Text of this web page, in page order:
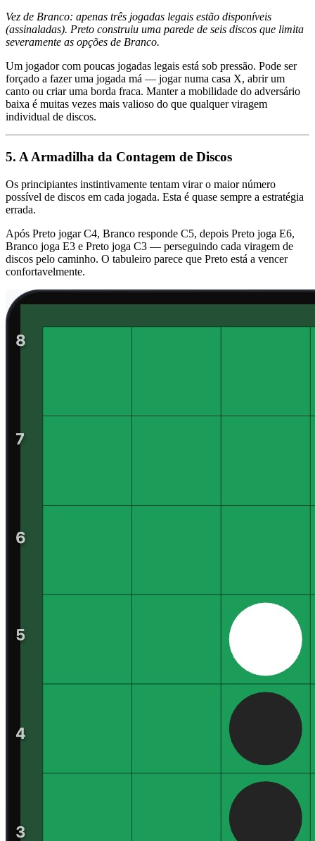
Vez de Branco: apenas três jogadas legais estão disponíveis
(assinaladas). Preto construiu uma parede de seis discos que limita
severamente as opções de Branco.
Um jogador com poucas jogadas legais está sob pressão. Pode ser
forçado a fazer uma jogada má — jogar numa casa X, abrir um
canto ou criar uma borda fraca. Manter a mobilidade do adversário
baixa é muitas vezes mais valioso do que qualquer viragem
individual de discos.
5. A Armadilha da Contagem de Discos
Os principiantes instintivamente tentam virar o maior número
possível de discos em cada jogada. Esta é quase sempre a estratégia
errada.
Após Preto jogar C4, Branco responde C5, depois Preto joga E6,
Branco joga E3 e Preto joga C3 — perseguindo cada viragem de
discos pelo caminho. O tabuleiro parece que Preto está a vencer
confortavelmente.